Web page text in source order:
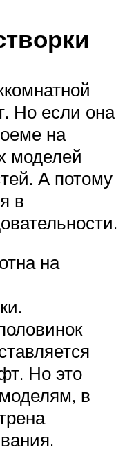
Но если она
на
моделей
А потому
в
на
Но это
в